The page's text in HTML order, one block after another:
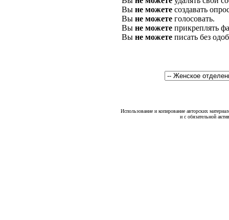
Вы не можете создавать
Вы не можете голосовать.
Вы не можете прикреплять
Вы не можете писать без
Использование и копирование авторских
и с обязательной